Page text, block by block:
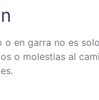
o en garra no es
o molestias al